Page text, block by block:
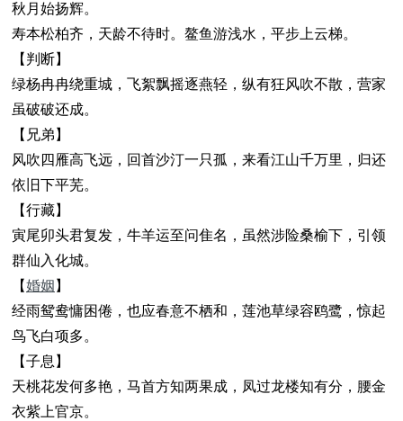
秋月始扬辉。
寿本松柏齐，天龄不待时。鳌鱼游浅水，平步上云梯。
【判断】
绿杨冉冉绕重城，飞絮飘摇逐燕轻，纵有狂风吹不散，营家
虽破破还成。
【兄弟】
风吹四雁高飞远，回首沙汀一只孤，来看江山千万里，归还
依旧下平芜。
【行藏】
寅尾卯头君复发，牛羊运至问隹名，虽然涉险桑榆下，引领
群仙入化城。
【婚姻 】
经雨鸳鸯慵困倦，也应春意不栖和，莲池草绿容鸥鹭，惊起
鸟飞白项多。
【子息】
天桃花发何多艳，马首方知两果成，凤过龙楼知有分，腰金
衣紫上官京。